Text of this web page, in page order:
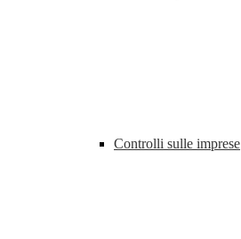
Controlli sulle imprese